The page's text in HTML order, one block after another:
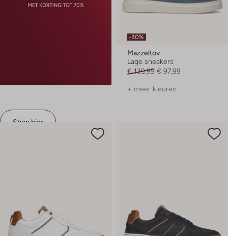
Shop hier
-30%
Mazzeltov
Lage sneakers
€ 139,99 € 97,99
+ meer kleuren